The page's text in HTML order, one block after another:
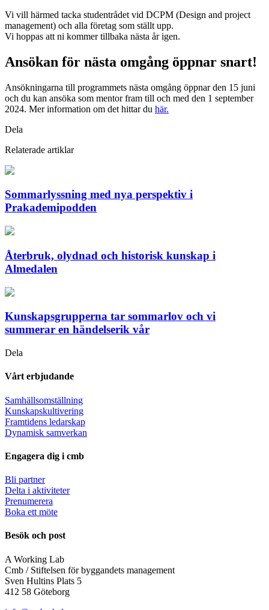
Vi vill härmed tacka studentrådet vid DCPM (Design and project
management) och alla företag som ställt upp.
Vi hoppas att ni kommer tillbaka nästa år igen.
Ansökan för nästa omgång öppnar snart!
Ansökningarna till programmets nästa omgång öppnar den 15 juni
och du kan ansöka som mentor fram till och med den 1 september
2024. Mer information om det hittar du här.
Dela
Relaterade artiklar
Sommarlyssning med nya perspektiv i
Prakademipodden
Återbruk, olydnad och historisk kunskap i
Almedalen
Kunskapsgrupperna tar sommarlov och vi
summerar en händelserik vår
Dela
Vårt erbjudande
Samhällsomställning
Kunskapskultivering
Framtidens ledarskap
Dynamisk samverkan
Engagera dig i cmb
Bli partner
Delta i aktiviteter
Prenumerera
Boka ett möte
Besök och post
A Working Lab
Cmb / Stiftelsen för byggandets management
Sven Hultins Plats 5
412 58 Göteborg